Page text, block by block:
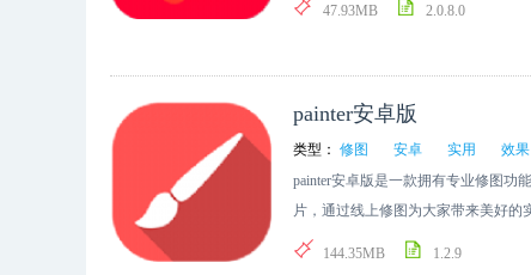
47.93MB 2.0.8.0
painter安卓版
类型： 修图 安卓 实用 效果
painter安卓版是一款拥有专业修图功
片，通过线上修图为大家带来美好
验实用的修图效果，轻松开始图片修
144.35MB 1.2.9